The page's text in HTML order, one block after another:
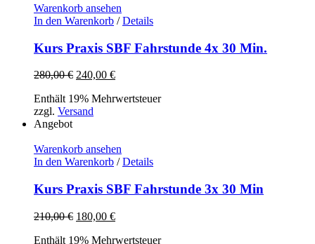
Warenkorb ansehen
In den Warenkorb / Details
Kurs Praxis SBF Fahrstunde 4x 30 Min.
280,00€ Ursprünglicher
war:
280,00 €
240,00 €Aktueller
ist:
Enthält 19% Mehrwertsteuer
zzgl. Versand
Angebot
Warenkorb ansehen
In den Warenkorb / Details
Kurs Praxis SBF Fahrstunde 3x 30 Min
210,00€ Ursprünglicher
war:
180,00 €Aktueller
ist:
Enthält 19% Mehrwertsteuer